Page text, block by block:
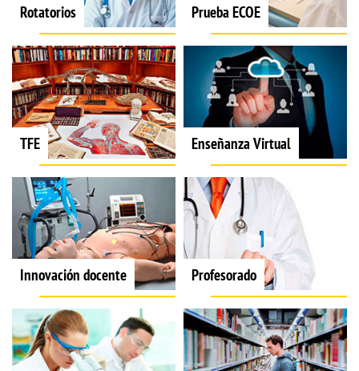
Rotatorios Prueba ECOE
TFE Enseñanza Virtual
Innovación docente Profesorado